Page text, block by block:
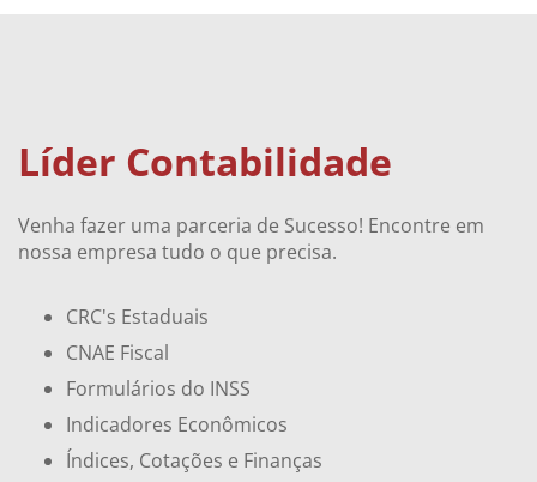
Líder Contabilidade
Venha fazer uma parceria de Sucesso! Encontre em
nossa empresa tudo o que precisa.
CRC's Estaduais
CNAE Fiscal
Formulários do INSS
Indicadores Econômicos
Índices, Cotações e Finanças